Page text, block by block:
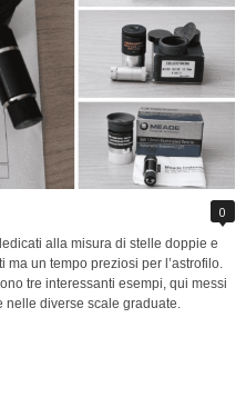
0
alla misura di stelle doppie e
un tempo preziosi per l’astrofilo.
tre interessanti esempi, qui messi
nelle diverse scale graduate.